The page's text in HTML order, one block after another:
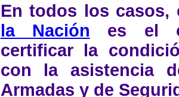
En todos los
la Nación es el
certificar la
con la asistencia
Armadas y de